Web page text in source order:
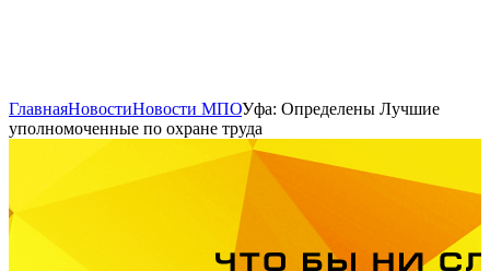
ГлавнаяНовостиНовости МПОУфа: Определены Лучшие
уполномоченные по охране труда